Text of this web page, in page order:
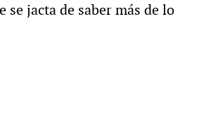
se jacta de saber más de lo